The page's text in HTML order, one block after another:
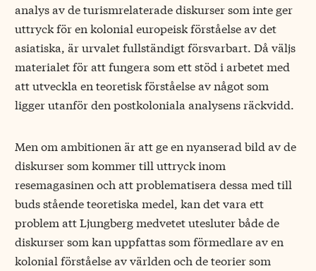
analys av de turismrelaterade diskurser som inte ger
uttryck för en kolonial europeisk förståelse av det
asiatiska, är urvalet fullständigt försvarbart. Då väljs
materialet för att fungera som ett stöd i arbetet med
att utveckla en teoretisk förståelse av något som
ligger utanför den postkoloniala analysens räckvidd.
Men om ambitionen är att ge en nyanserad bild av de
diskurser som kommer till uttryck inom
resemagasinen och att problematisera dessa med till
buds stående teoretiska medel, kan det vara ett
problem att Ljungberg medvetet utesluter både de
diskurser som kan uppfattas som förmedlare av en
kolonial förståelse av världen och de teorier som